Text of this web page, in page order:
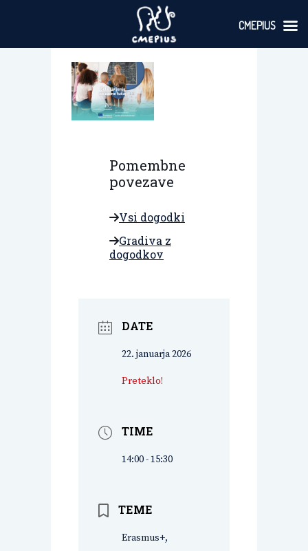
Pomembne
povezave
Vsi dogodki
Gradiva z
dogodkov
DATE
22. januarja 2026
Preteklo!
TIME
14:00 - 15:30
TEME
Erasmus+,
CMEPIUS